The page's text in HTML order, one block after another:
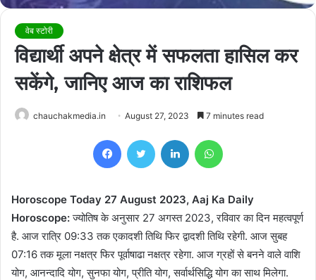
वेब स्टोरी
विद्यार्थी अपने क्षेत्र में सफलता हासिल कर
सकेंगे, जानिए आज का राशिफल
chauchakmedia.in August 27, 2023 7 minutes read
FacebookTwitter LinkedIn
Horoscope Today 27 August 2023, Aaj Ka Daily
Horoscope:ज्योतिष के अनुसार 27 अगस्त 2023, रविवार का दिन महत्वपूर्ण
है. आज रात्रि 09:33 तक एकादशी तिथि फिर द्वादशी तिथि रहेगी. आज सुबह
07:16 तक मूला नक्षत्र फिर पूर्वाषाढा नक्षत्र रहेगा. आज ग्रहों से बनने वाले वाशि
योग, आनन्दादि योग, सुनफा योग, प्रीति योग, सर्वार्थसिद्धि योग का साथ मिलेगा.